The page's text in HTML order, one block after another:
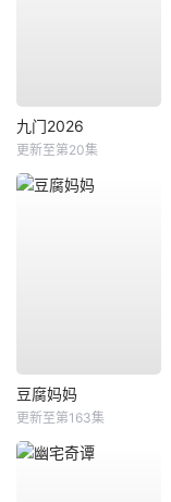
九门2026
更新至第20集
豆腐妈妈
更新至第163集